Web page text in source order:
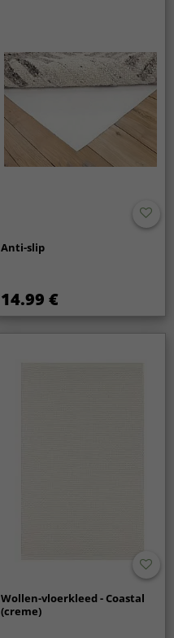
Anti-slip
14.99 €
Wollen-vloerkleed - Coastal
(creme)